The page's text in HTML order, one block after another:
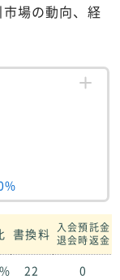
場の動向、経
書換料 入会預託金
退会時返金
22
0